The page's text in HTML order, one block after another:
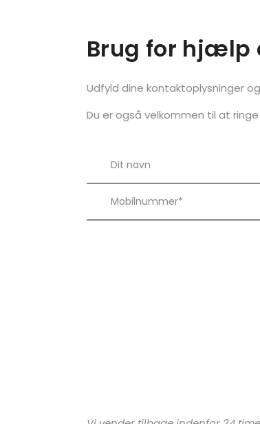
Brug for hjælp
Udfyld dine kontaktoplysninger
Du er også velkommen til at ringe